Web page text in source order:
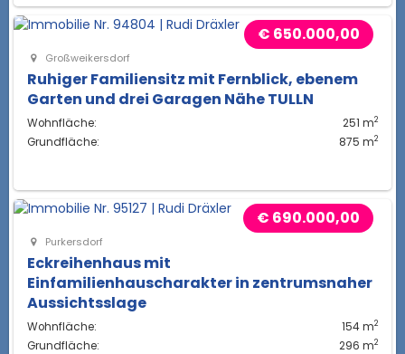
€ 650.000,00
Großweikersdorf
Ruhiger Familiensitz mit Fernblick, ebenem
Garten und drei Garagen Nähe TULLN
Wohnfläche: 251 m2
Grundfläche: 875 m2
€ 690.000,00
Purkersdorf
Eckreihenhaus mit
Einfamilienhauscharakter in zentrumsnaher
Aussichtsslage
Wohnfläche: 154 m2
Grundfläche: 296 m2